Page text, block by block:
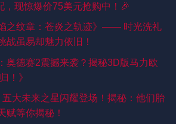
，现惊爆价75美元抢购中！🎉
之纹章：苍炎之轨迹》—— 时光洗礼
战虽易却魅力依旧！
奥德赛2震撼来袭？揭秘3D版马力欧
！》
五大未来之星闪耀登场！揭秘：他们胎
赋等你揭秘！